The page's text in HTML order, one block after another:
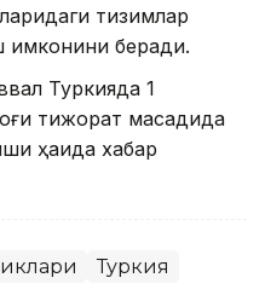
тизимлар
беради.
Туркияда 1
тижорат мақсадида
ҳақида хабар
Туркия